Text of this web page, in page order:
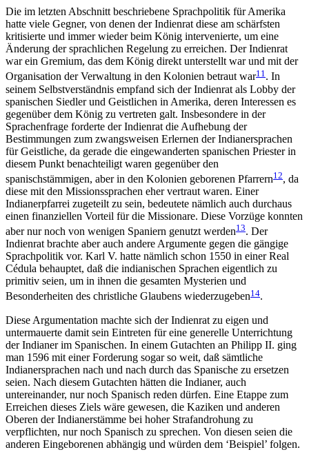
Die im letzten Abschnitt beschriebene Sprachpolitik für Amerika
hatte viele Gegner, von denen der Indienrat diese am schärfsten
kritisierte und immer wieder beim König intervenierte, um eine
Änderung der sprachlichen Regelung zu erreichen. Der Indienrat
war ein Gremium, das dem König direkt unterstellt war und mit der
Organisation der Verwaltung in den Kolonien betraut war11 . In
seinem Selbstverständnis empfand sich der Indienrat als Lobby der
spanischen Siedler und Geistlichen in Amerika, deren Interessen es
gegenüber dem König zu vertreten galt. Insbesondere in der
Sprachenfrage forderte der Indienrat die Aufhebung der
Bestimmungen zum zwangsweisen Erlernen der Indianersprachen
für Geistliche, da gerade die eingewanderten spanischen Priester in
diesem Punkt benachteiligt waren gegenüber den
spanischstämmigen, aber in den Kolonien geborenen Pfarrern12, da
diese mit den Missionssprachen eher vertraut waren. Einer
Indianerpfarrei zugeteilt zu sein, bedeutete nämlich auch durchaus
einen finanziellen Vorteil für die Missionare. Diese Vorzüge konnten
aber nur noch von wenigen Spaniern genutzt werden13. Der
Indienrat brachte aber auch andere Argumente gegen die gängige
Sprachpolitik vor. Karl V. hatte nämlich schon 1550 in einer Real
Cédula behauptet, daß die indianischen Sprachen eigentlich zu
primitiv seien, um in ihnen die gesamten Mysterien und
Besonderheiten des christliche Glaubens wiederzugeben14.
Diese Argumentation machte sich der Indienrat zu eigen und
untermauerte damit sein Eintreten für eine generelle Unterrichtung
der Indianer im Spanischen. In einem Gutachten an Philipp II. ging
man 1596 mit einer Forderung sogar so weit, daß sämtliche
Indianersprachen nach und nach durch das Spanische zu ersetzen
seien. Nach diesem Gutachten hätten die Indianer, auch
untereinander, nur noch Spanisch reden dürfen. Eine Etappe zum
Erreichen dieses Ziels wäre gewesen, die Kaziken und anderen
Oberen der Indianerstämme bei hoher Strafandrohung zu
verpflichten, nur noch Spanisch zu sprechen. Von diesen seien die
anderen Eingeborenen abhängig und würden dem ‘Beispiel’ folgen.